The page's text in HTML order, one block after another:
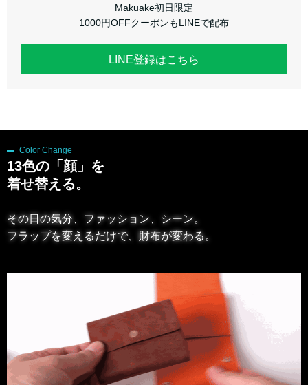
Makuake初日限定
1000円OFFクーポンもLINEで配布
LINE登録はこちら
Color Change
13色の「顔」を
着せ替える。
その日の気分、ファッション、シーン。
フラップを変えるだけで、財布が変わる。